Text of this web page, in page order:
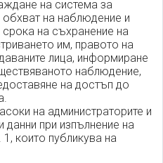
на система за
обхват на наблюдение и
на съхранение на
им, правото на
лица, информиране
наблюдение,
на достъп до
на администраторите и
данни при изпълнение на
които публикува на